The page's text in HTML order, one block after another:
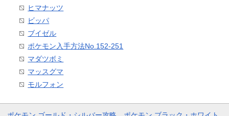
ヒマナッツ
ビッパ
ブイゼル
ポケモン入手方法No.152-251
マダツボミ
マッスグマ
モルフォン